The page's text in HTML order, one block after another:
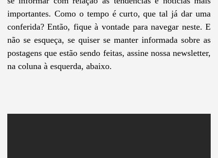
importantes. Como o tempo é curto, que tal já dar uma
conferida? Então, fique à vontade para navegar neste. E
não se esqueça, se quiser se manter informada sobre as
postagens que estão sendo feitas, assine nossa newsletter,
na coluna à esquerda, abaixo.